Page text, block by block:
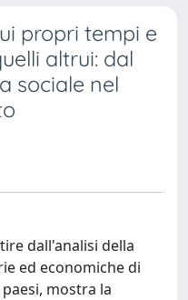
propri tempi e
altrui: dal
sociale nel
dall'analisi della
ed economiche di
mostra la